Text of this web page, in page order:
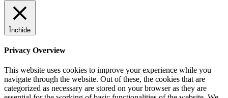
Închide
Privacy Overview
This website uses cookies to improve your experience while you
navigate through the website. Out of these, the cookies that are
categorized as necessary are stored on your browser as they are